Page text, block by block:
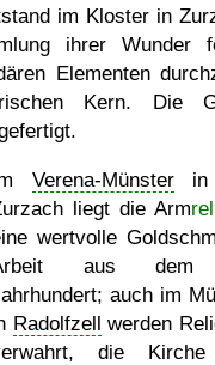
im Kloster in
ihrer Wunder
Elementen
Kern. Die
Verena-Münsterin
liegt die Arm
wertvolle
aus dem
auch im
Radolfzell werden
die